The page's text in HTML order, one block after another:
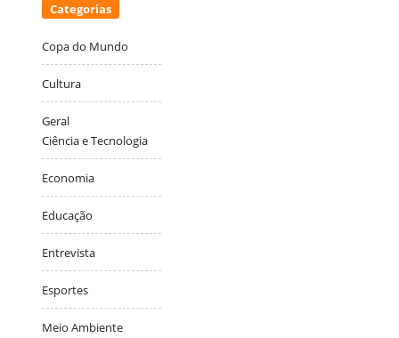
Categorias
Copa do Mundo
Cultura
Geral
Ciência e Tecnologia
Economia
Educação
Entrevista
Esportes
Meio Ambiente